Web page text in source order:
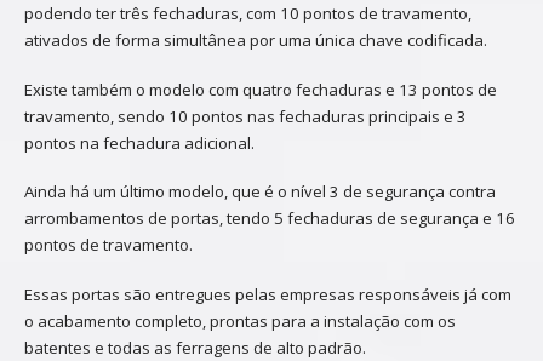
podendo ter três fechaduras, com 10 pontos de travamento,
ativados de forma simultânea por uma única chave codificada.
Existe também o modelo com quatro fechaduras e 13 pontos de
travamento, sendo 10 pontos nas fechaduras principais e 3
pontos na fechadura adicional.
Ainda há um último modelo, que é o nível 3 de segurança contra
arrombamentos de portas, tendo 5 fechaduras de segurança e 16
pontos de travamento.
Essas portas são entregues pelas empresas responsáveis já com
o acabamento completo, prontas para a instalação com os
batentes e todas as ferragens de alto padrão.